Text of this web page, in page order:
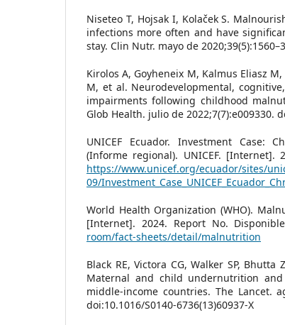
Niseteo T, Hojsak I, Kolaček S.
infections more often and have
stay. Clin Nutr. mayo de
Kirolos A, Goyheneix M, Kalmus Eliasz
M, et al. Neurodevelopmental,
impairments following childhood
Glob Health. julio de 2022;7(7):e009330.
UNICEF Ecuador. Investment Case:
(Informe regional). UNICEF. [Internet].
https://www.unicef.org/ecuador/sites/
09/
World Health Organization (WHO).
[Internet]. 2024. Report No.
room/fact-sheets/detail/malnutrition
Black RE, Victora CG, Walker SP,
Maternal and child undernutrition
middle-income countries. The Lancet.
doi:10.1016/S0140-6736(13)60937-X